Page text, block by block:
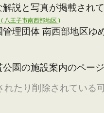
説と写真が掲載され
八王子市南西部地区 )
理団体 南西部地区ゆ
公園の施設案内のペー
たり削除されている